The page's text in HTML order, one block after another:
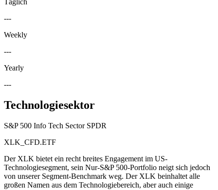
---
Weekly
---
Yearly
---
Technologiesektor
S&P 500 Info Tech Sector SPDR
XLK_CFD.ETF
Der XLK bietet ein recht breites Engagement im US-
Technologiesegment, sein Nur-S&P 500-Portfolio neigt sich jedoch
von unserer Segment-Benchmark weg. Der XLK beinhaltet alle
großen Namen aus dem Technologiebereich, aber auch einige